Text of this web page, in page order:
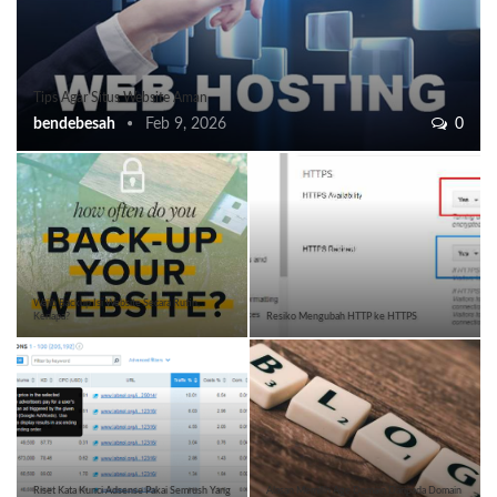
Tips Agar Situs Website Aman
bendebesah Feb 9, 2026 0
Wajib Backup Isi Website Secara Rutin,
Kenapa?
Resiko Mengubah HTTP ke HTTPS
Riset Kata Kunci Adsense Pakai Semrush Yang
Alasan Memilih Age Domain Daripada Domain